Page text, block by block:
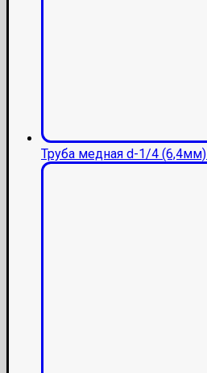
Труба медная d-1/4 (6,4мм)